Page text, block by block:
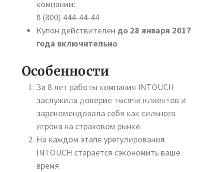
компании:
8 (800) 444-44-44
Купон действителен до 28 января 2017
года включительно
Особенности
За 8 лет работы компания INTOUCH
заслужила доверие тысячи клиентов и
зарекомендовала себя как сильного
игрока на страховом рынке.
На каждом этапе урегулирования
INTOUCH старается сэкономить ваше
время.